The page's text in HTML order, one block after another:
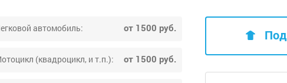
автомобиль: от 1500 руб.
(квадроцикл, и т.п.): от 1500 руб.